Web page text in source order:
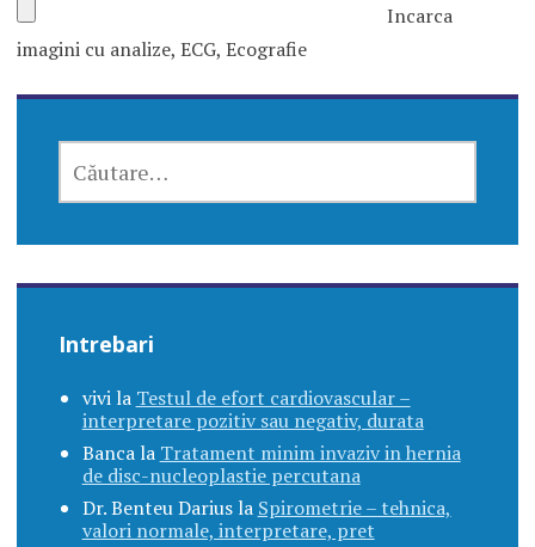
Incarca
imagini cu analize, ECG, Ecografie
DUPĂ:
Intrebari
vivila Testul de efort cardiovascular –
interpretare pozitiv sau negativ, durata
Bancala Tratament minim invaziv in hernia
de disc-nucleoplastie percutana
Dr. Benteu Dariusla Spirometrie – tehnica,
valori normale, interpretare, pret